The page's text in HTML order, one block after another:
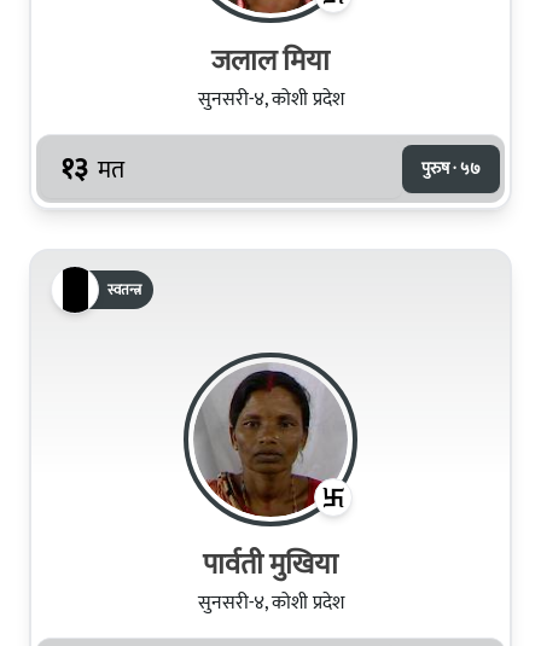
जलाल मिया
सुनसरी-४, कोशी प्रदेश
१३ मत पुरुष · ५७
स्वतन्त्र
पार्वती मुखिया
सुनसरी-४, कोशी प्रदेश